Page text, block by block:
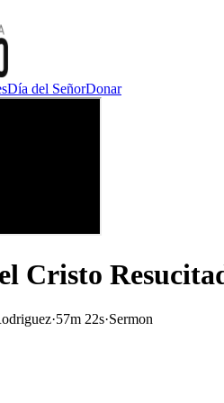
Día del SeñorDonar
Cristo
·57m 22s·Sermon